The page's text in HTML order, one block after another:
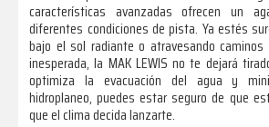
características avanzadas ofrecen un
diferentes condiciones de pista. Ya estés
bajo el sol radiante o atravesando
inesperada, la MAK LEWIS no te dejará
optimiza la evacuación del agua y
hidroplaneo, puedes estar seguro de que
que el clima decida lanzarte.